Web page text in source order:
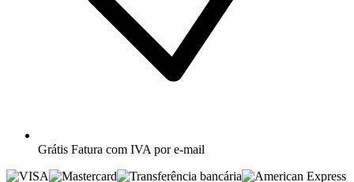
Grátis Fatura com IVA por e-mail